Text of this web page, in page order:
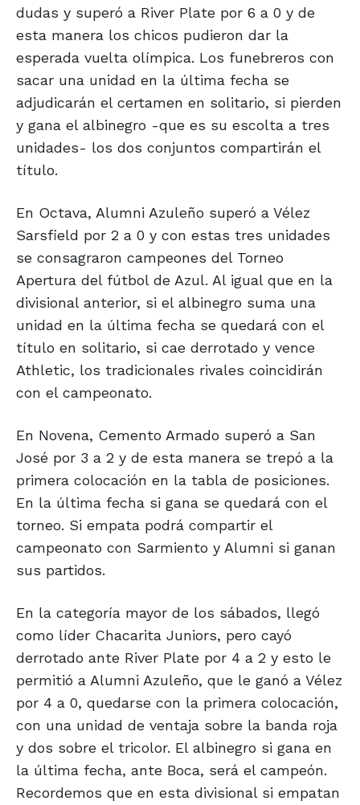
dudas y superó a River Plate por 6 a 0 y de
esta manera los chicos pudieron dar la
esperada vuelta olímpica. Los funebreros con
sacar una unidad en la última fecha se
adjudicarán el certamen en solitario, si pierden
y gana el albinegro -que es su escolta a tres
unidades- los dos conjuntos compartirán el
título.
En Octava, Alumni Azuleño superó a Vélez
Sarsfield por 2 a 0 y con estas tres unidades
se consagraron campeones del Torneo
Apertura del fútbol de Azul. Al igual que en la
divisional anterior, si el albinegro suma una
unidad en la última fecha se quedará con el
título en solitario, si cae derrotado y vence
Athletic, los tradicionales rivales coincidirán
con el campeonato.
En Novena, Cemento Armado superó a San
José por 3 a 2 y de esta manera se trepó a la
primera colocación en la tabla de posiciones.
En la última fecha si gana se quedará con el
torneo. Si empata podrá compartir el
campeonato con Sarmiento y Alumni si ganan
sus partidos.
En la categoría mayor de los sábados, llegó
como líder Chacarita Juniors, pero cayó
derrotado ante River Plate por 4 a 2 y esto le
permitió a Alumni Azuleño, que le ganó a Vélez
por 4 a 0, quedarse con la primera colocación,
con una unidad de ventaja sobre la banda roja
y dos sobre el tricolor. El albinegro si gana en
la última fecha, ante Boca, será el campeón.
Recordemos que en esta divisional si empatan